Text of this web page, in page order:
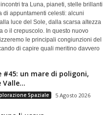
tra Luna, pianeti, stelle brillanti
di appuntamenti celesti: alcuni
luce del Sole, dalla scarsa altezza
o il crepuscolo. In questo nuovo
le principali congiunzioni del
di capire quali meritino davvero
#45: un mare di poligoni,
Spaziale 5 Agosto 2026